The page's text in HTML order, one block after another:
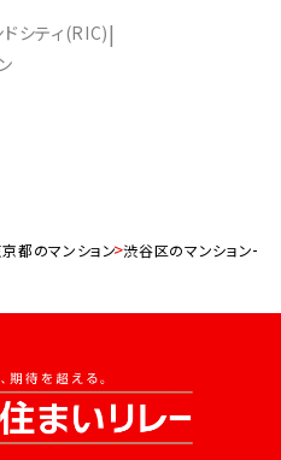
シティ(RIC)
都のマンション 渋谷区のマンション一